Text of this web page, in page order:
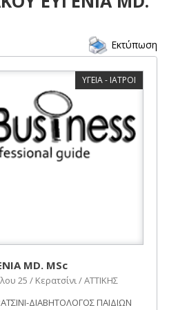
Εκτύπωση
ΥΓΕΙΑ - ΙΑΤΡΟΙ
MD. MSc
25 / Κερατσίνι / ΑΤΤΙΚΗΣ
ΔΙΑΒΗΤΟΛΟΓΟΣ ΠΑΙΔΙΩΝ